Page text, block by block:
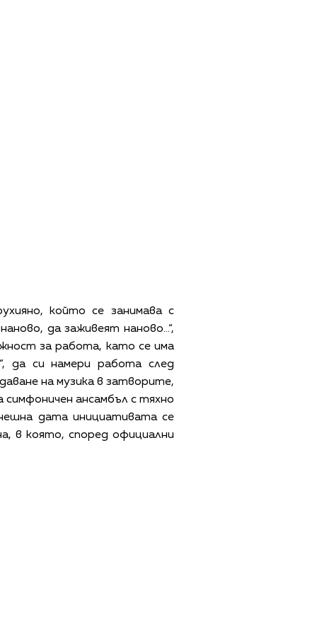
който се занимава с
да заживеят наново…“,
за работа, като се има
да си намери работа след
на музика в затворите,
ансамбъл с тяхно
дата инициативата се
в която, според официални